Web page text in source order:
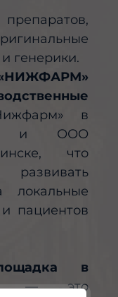
генерики.
в
и ООО
что
пациентов
в
— это